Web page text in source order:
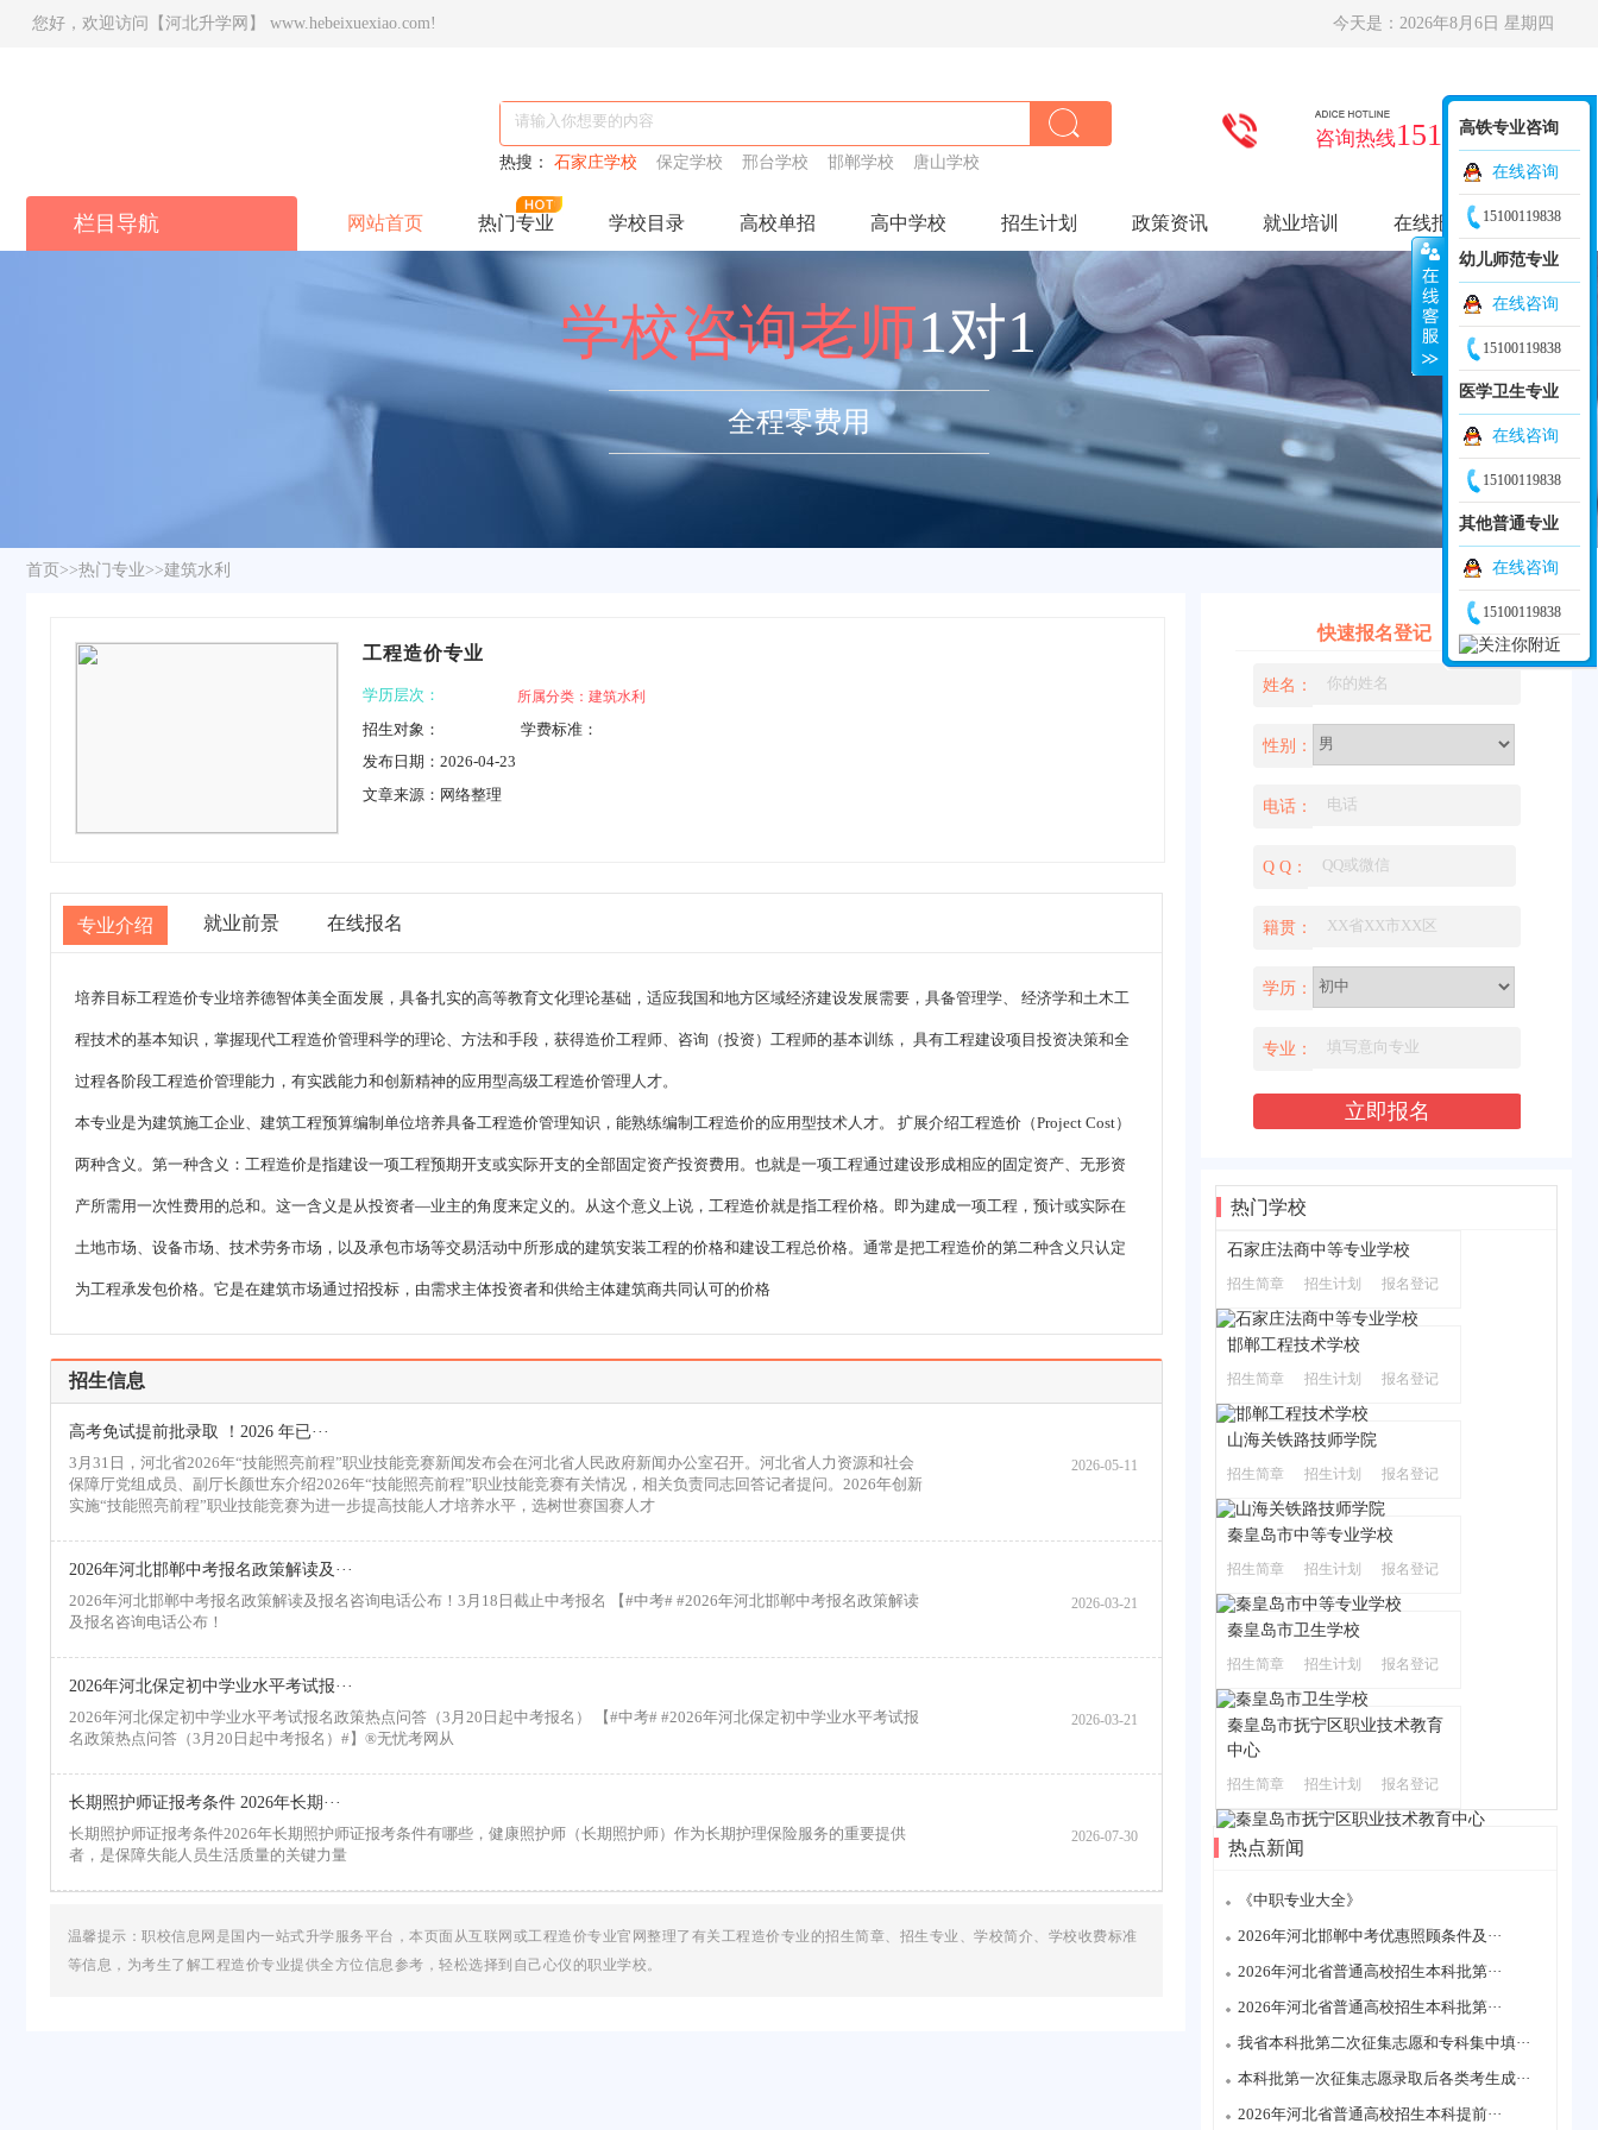
您好，欢迎访问【河北升学网】 www.hebeixuexiao.com! 今天是： 2026年8月6日 星期四
咨询热线15100119838
热搜： 石家庄学校 保定学校 邢台学校 邯郸学校 唐山学校
栏目导航 网站首页 热门专业 学校目录 高校单招 高中学校 招生计划 政策资讯 就业培训 在线报名
学校咨询老师1对1
全程零费用
首页 >>热门专业>>建筑水利
工程造价专业
学历层次： 所属分类：建筑水利
招生对象：
学费标准：
发布日期：2026-04-23
文章来源：网络整理
专业介绍 就业前景 在线报名
培养目标工程造价专业培养德智体美全面发展，具备扎实的高等教育文化理论基础，适应我国和地方区域经济建设发展需要，具备管理学、 经济学和土木工
程技术的基本知识，掌握现代工程造价管理科学的理论、方法和手段，获得造价工程师、咨询（投资）工程师的基本训练， 具有工程建设项目投资决策和全
过程各阶段工程造价管理能力，有实践能力和创新精神的应用型高级工程造价管理人才。
本专业是为建筑施工企业、 建筑工程预算编制单位培养具备工程造价管理知识，能熟练编制工程造价的应用型技术人才。 扩展介绍工程造价（Project Cost）
两种含义。第一种含义：工程造价是指建设一项工程预期开支或实际开支的全部固定资产投资费用。也就是一项工程通过建设形成相应的固定资产、无形资
产所需用一次性费用的总和。这一含义是从投资者—业主的角度来定义的。从这个意义上说，工程造价就是指工程价格。即为建成一项工程，预计或实际在
土地市场、设备市场、技术劳务市场，以及承包市场等交易活动中所形成的建筑安装工程的价格和建设工程总价格。通常是把工程造价的第二种含义只认定
为工程承发包价格。它是在建筑市场通过招投标，由需求主体投资者和供给主体建筑商共同认可的价格
招生信息
高考免试提前批录取 ！2026 年已···
3月31日，河北省2026年“技能照亮前程”职业技能竞赛新闻发布会在河北省人民政府新闻办公室召开。河北省人力资源和社会
保障厅党组成员、副厅长颜世东介绍2026年“技能照亮前程”职业技能竞赛有关情况，相关负责同志回答记者提问。2026年创新
实施“技能照亮前程”职业技能竞赛为进一步提高技能人才培养水平，选树世赛国赛人才
2026-05-11
2026年河北邯郸中考报名政策解读及···
2026年河北邯郸中考报名政策解读及报名咨询电话公布！3月18日截止中考报名 【#中考# #2026年河北邯郸中考报名政策解读
及报名咨询电话公布！
2026-03-21
2026年河北保定初中学业水平考试报···
2026年河北保定初中学业水平考试报名政策热点问答（3月20日起中考报名） 【#中考# #2026年河北保定初中学业水平考试报
名政策热点问答（3月20日起中考报名）#】®无忧考网从
2026-03-21
长期照护师证报考条件 2026年长期···
长期照护师证报考条件2026年长期照护师证报考条件有哪些，健康照护师（长期照护师）作为长期护理保险服务的重要提供
者，是保障失能人员生活质量的关键力量
2026-07-30
温馨提示：职校信息网是国内一站式升学服务平台，本页面从互联网或工程造价专业官网整理了有关工程造价专业的招生简章、招生专业、学校简介、学校收费标准
等信息，为考生了解工程造价专业提供全方位信息参考，轻松选择到自己心仪的职业学校。
快速报名登记
姓名：
性别：
电话：
Q Q：
籍贯：
学历：
专业：
热门学校
石家庄法商中等专业学校
招生简章 招生计划 报名登记
邯郸工程技术学校
招生简章 招生计划 报名登记
山海关铁路技师学院
招生简章 招生计划 报名登记
秦皇岛市中等专业学校
招生简章 招生计划 报名登记
秦皇岛市卫生学校
招生简章 招生计划 报名登记
秦皇岛市抚宁区职业技术教育
中心
招生简章 招生计划 报名登记
热点新闻
《中职专业大全》
2026年河北邯郸中考优惠照顾条件及···
2026年河北省普通高校招生本科批第···
2026年河北省普通高校招生本科批第···
我省本科批第二次征集志愿和专科集中填···
本科批第一次征集志愿录取后各类考生成···
2026年河北省普通高校招生本科提前···
高铁专业咨询
在线咨询
15100119838
幼儿师范专业
在线咨询
15100119838
医学卫生专业
在线咨询
15100119838
其他普通专业
在线咨询
15100119838